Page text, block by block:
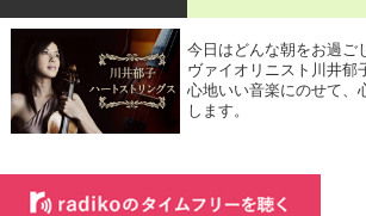
今日はどんな朝をお過ご
ヴァイオリニスト川井郁
心地いい音楽にのせて、
します。